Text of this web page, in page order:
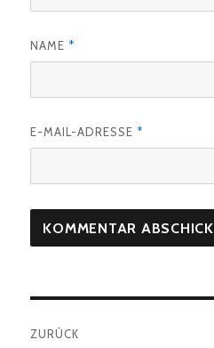
NAME *
E-MAIL-ADRESSE *
ZURÜCK